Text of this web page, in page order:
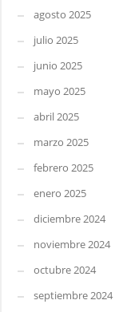
agosto 2025
julio 2025
junio 2025
mayo 2025
abril 2025
marzo 2025
febrero 2025
enero 2025
diciembre 2024
noviembre 2024
octubre 2024
septiembre 2024